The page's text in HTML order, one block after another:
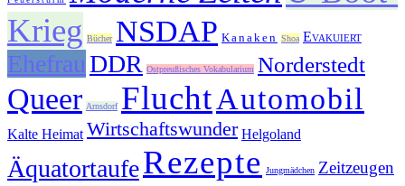
Krieg Bücher NSDAP Kanaken Shoa Evakuiert
EhefrauDDR Ostpreußisches Vokabularium Norderstedt
Queer Arnsdorf FluchtAutomobil
Kalte Heimat Wirtschaftswunder Helgoland
ÄquatortaufeRezepte Jungmädchen Zeitzeugen